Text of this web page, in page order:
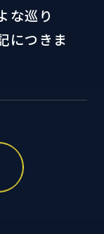
な巡り
につきま